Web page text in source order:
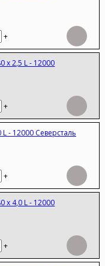
+
х 2,5 L - 12000
+
- 12000 Северсталь
+
х 4,0 L - 12000
+